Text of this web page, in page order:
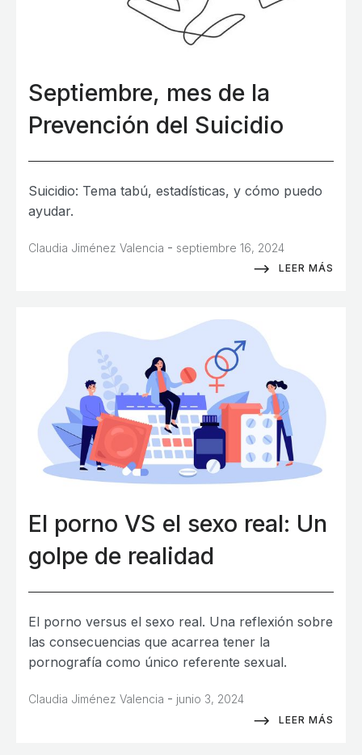
Septiembre, mes de la
Prevención del Suicidio
Suicidio: Tema tabú, estadísticas, y cómo puedo
ayudar.
Claudia Jiménez Valencia - septiembre 16, 2024
LEER MÁS
El porno VS el sexo real: Un
golpe de realidad
El porno versus el sexo real. Una reflexión sobre
las consecuencias que acarrea tener la
pornografía como único referente sexual.
Claudia Jiménez Valencia - junio 3, 2024
LEER MÁS